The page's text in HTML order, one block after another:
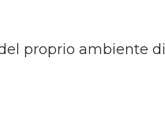
proprio ambiente di